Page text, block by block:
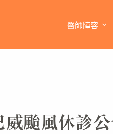
醫師陣容
颱風休診